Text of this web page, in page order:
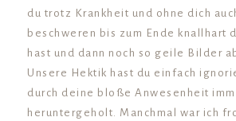
du trotz Krankheit und ohne dich
beschweren bis zum Ende knallhart
hast und dann noch so geile Bilder
Unsere Hektik hast du einfach
durch deine bloße Anwesenheit
heruntergeholt. Manchmal war ich